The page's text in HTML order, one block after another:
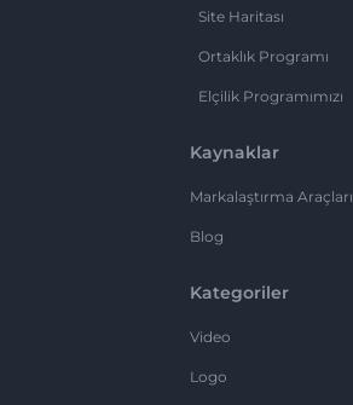
Site Haritası
Ortaklık Programı
Elçilik Programımızı
Kaynaklar
Markalaştırma Araçları
Blog
Kategoriler
Video
Logo